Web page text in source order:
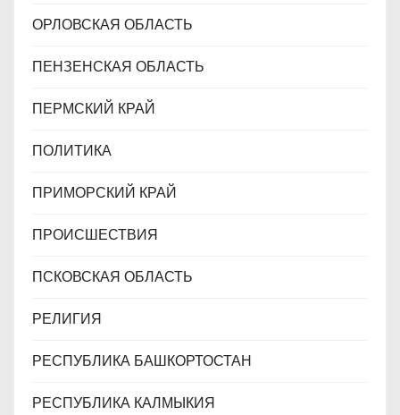
ОРЛОВСКАЯ ОБЛАСТЬ
ПЕНЗЕНСКАЯ ОБЛАСТЬ
ПЕРМСКИЙ КРАЙ
ПОЛИТИКА
ПРИМОРСКИЙ КРАЙ
ПРОИСШЕСТВИЯ
ПСКОВСКАЯ ОБЛАСТЬ
РЕЛИГИЯ
РЕСПУБЛИКА БАШКОРТОСТАН
РЕСПУБЛИКА КАЛМЫКИЯ